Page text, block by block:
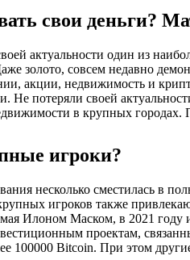
свои деньги?
актуальности один из
золото, совсем недавно
акции, недвижимость и
Не потеряли своей
в крупных городах.
игроки?
несколько сместилась в
игроков также
Илоном Маском, в 2021
проектам,
100000 Bitcoin. При этом